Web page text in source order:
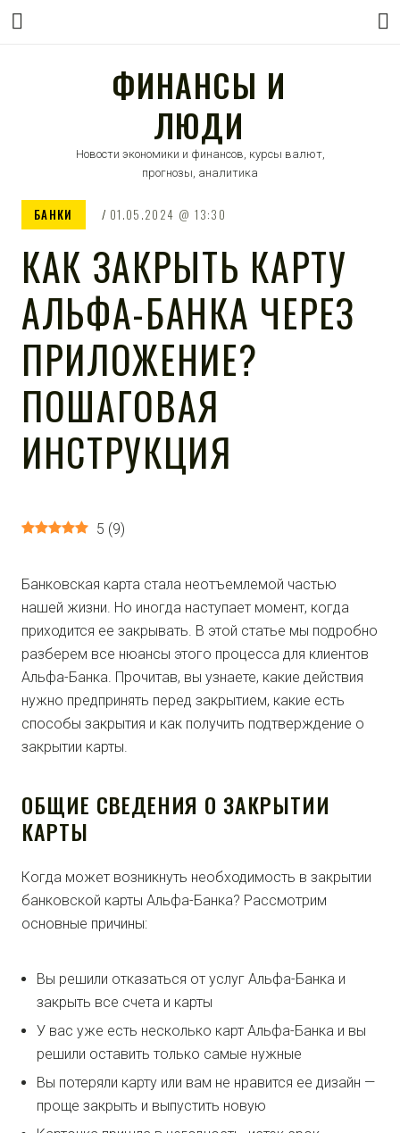
ФИНАНСЫ И
ЛЮДИ
Новости экономики и финансов, курсы валют,
прогнозы, аналитика
БАНКИ 01.05.2024 13:30
КАК ЗАКРЫТЬ КАРТУ
АЛЬФА-БАНКА ЧЕРЕЗ
ПРИЛОЖЕНИЕ?
ПОШАГОВАЯ
ИНСТРУКЦИЯ
5 (9)
Банковская карта стала неотъемлемой частью
нашей жизни. Но иногда наступает момент, когда
приходится ее закрывать. В этой статье мы подробно
разберем все нюансы этого процесса для клиентов
Альфа-Банка. Прочитав, вы узнаете, какие действия
нужно предпринять перед закрытием, какие есть
способы закрытия и как получить подтверждение о
закрытии карты.
ОБЩИЕ СВЕДЕНИЯ О ЗАКРЫТИИ
КАРТЫ
Когда может возникнуть необходимость в закрытии
банковской карты Альфа-Банка? Рассмотрим
основные причины:
Вы решили отказаться от услуг Альфа-Банка и
закрыть все счета и карты
У вас уже есть несколько карт Альфа-Банка и вы
решили оставить только самые нужные
Вы потеряли карту или вам не нравится ее дизайн —
проще закрыть и выпустить новую